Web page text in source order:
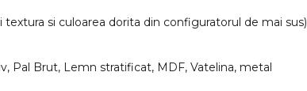
textura si culoarea dorita din configuratorul de mai sus)
Pal Brut, Lemn stratificat, MDF, Vatelina, metal